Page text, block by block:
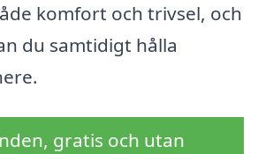
komfort och trivsel, och
du samtidigt hålla
gratis och utan